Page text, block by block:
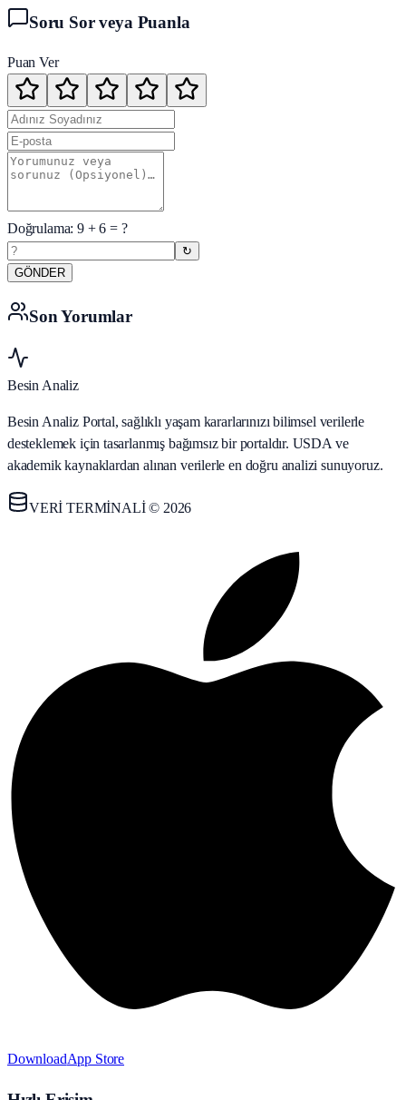
Soru Sor veya Puanla
Puan Ver
Doğrulama:9+6 = ?
↻
GÖNDER
Son Yorumlar
Besin Analiz
Besin Analiz Portal, sağlıklı yaşam kararlarınızı bilimsel verilerle
desteklemek için tasarlanmış bağımsız bir portaldır. USDA ve
akademik kaynaklardan alınan verilerle en doğru analizi sunuyoruz.
VERİ TERMİNALİ © 2026
DownloadApp Store